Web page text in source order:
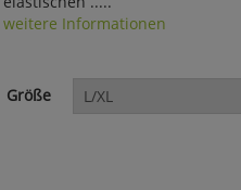
weitere Informationen
Größe